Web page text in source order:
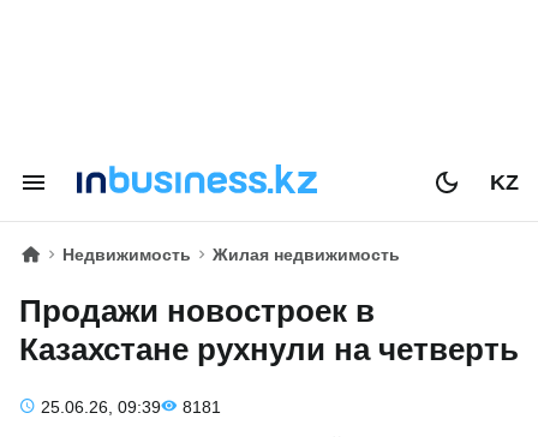
KZ
Недвижимость Жилая недвижимость
Продажи новостроек в
Казахстане рухнули на четверть
25.06.26, 09:39 8181